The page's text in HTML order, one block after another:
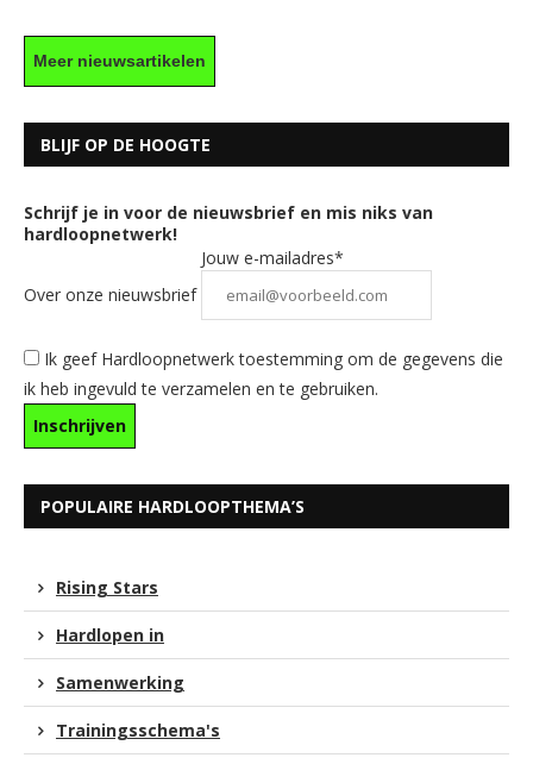
Meer nieuwsartikelen
BLIJF OP DE HOOGTE
Schrijf je in voor de nieuwsbrief en mis niks van
hardloopnetwerk!
Over onze nieuwsbrief
Jouw e-mailadres*
Ik geef Hardloopnetwerk toestemming om de gegevens die
ik heb ingevuld te verzamelen en te gebruiken.
POPULAIRE HARDLOOPTHEMA’S
Rising Stars
Hardlopen in
Samenwerking
Trainingsschema's